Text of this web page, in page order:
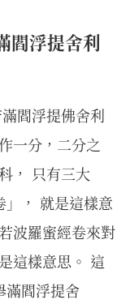
閻浮提舍利
閻浮提佛舍利
一分，二分之
， 只有三大
， 就是這樣意
波羅蜜經卷來對
這樣意思。 這
滿閻浮提舍